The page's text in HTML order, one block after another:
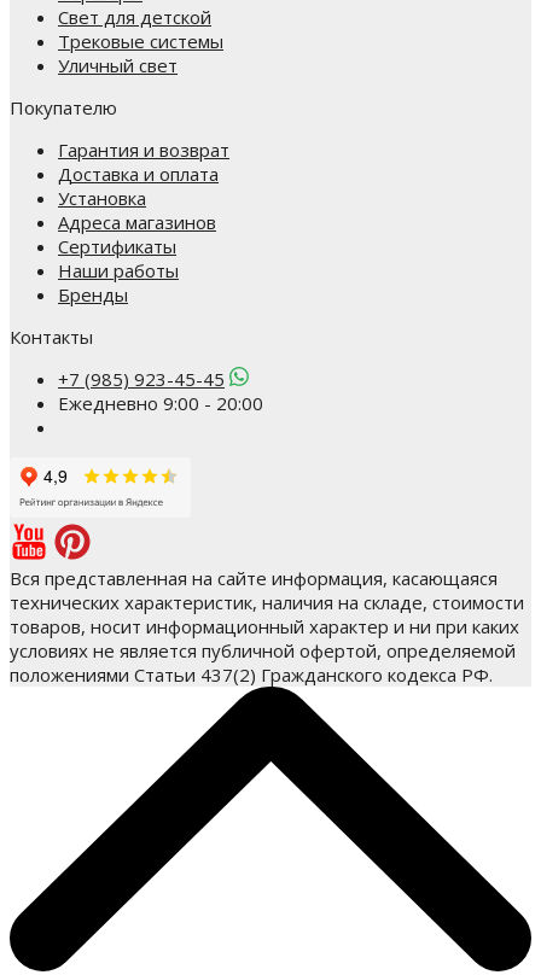
Свет для детской
Трековые системы
Уличный свет
Покупателю
Гарантия и возврат
Доставка и оплата
Установка
Адреса магазинов
Сертификаты
Наши работы
Бренды
Контакты
+7 (985) 923-45-45
Ежедневно 9:00 - 20:00
Вся представленная на сайте информация, касающаяся
технических характеристик, наличия на складе, стоимости
товаров, носит информационный характер и ни при каких
условиях не является публичной офертой, определяемой
положениями Статьи 437(2) Гражданского кодекса РФ.